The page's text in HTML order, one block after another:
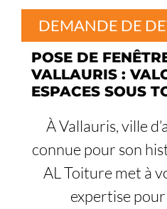
DEMANDE DE
POSE DE
VALLAURIS :
ESPACES SOUS
À Vallauris, ville
connue pour son
AL Toiture met à
expertise